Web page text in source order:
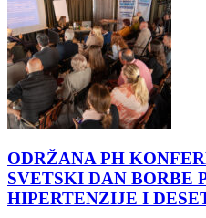
ODRŽANA PH
SVETSKI DAN BORBE
HIPERTENZIJE I